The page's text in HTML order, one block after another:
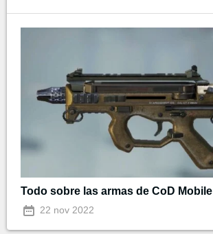
Todo sobre las armas de CoD Mobile
22 nov 2022